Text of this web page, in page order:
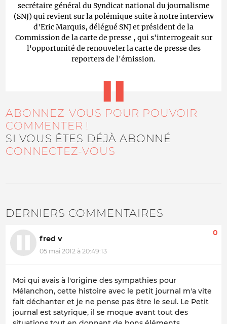
secrétaire général du Syndicat national du journalisme
(SNJ) qui revient sur la polémique suite à notre interview
d'Eric Marquis, délégué SNJ et président de la
Commission de la carte de presse , qui s'interrogeait sur
l'opportunité de renouveler la carte de presse des
reporters de l'émission.
ABONNEZ-VOUS POUR POUVOIR
COMMENTER !
SI VOUS ÊTES DÉJÀ ABONNÉ
CONNECTEZ-VOUS
DERNIERS COMMENTAIRES
fred v
05 mai 2012 à 20:49:13
0
Moi qui avais à l'origine des sympathies pour
Mélanchon, cette histoire avec le petit journal m'a vite
fait déchanter et je ne pense pas être le seul. Le Petit
journal est satyrique, il se moque avant tout des